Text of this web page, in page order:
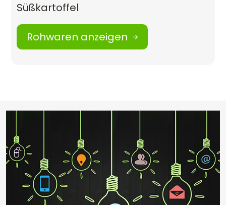
Süßkartoffel
Rohwaren anzeigen